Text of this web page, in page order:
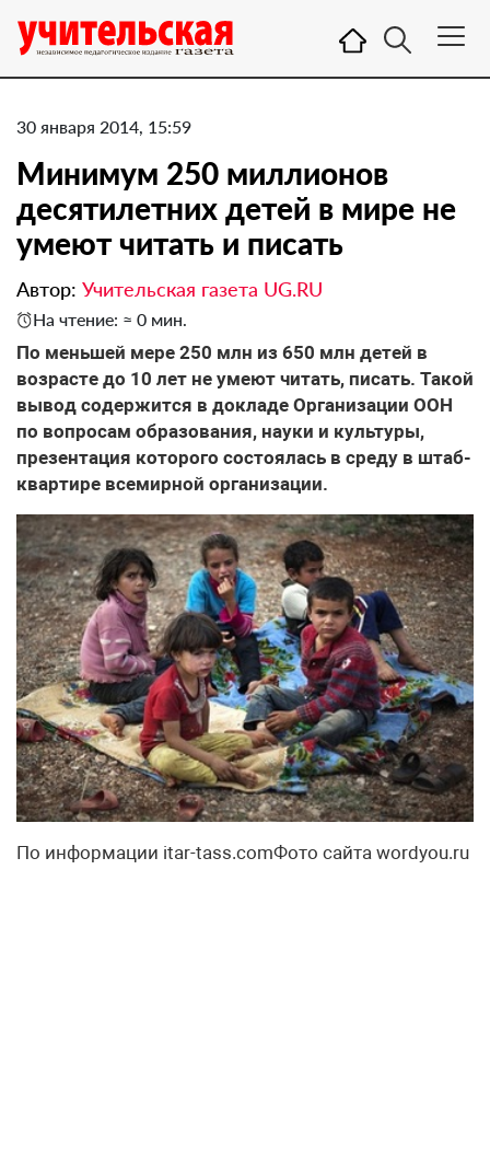
30 января 2014, 15:59
Минимум 250 миллионов
десятилетних детей в мире не
умеют читать и писать
Автор: Учительская газета UG.RU
На чтение: ≈ 0 мин.
По меньшей мере 250 млн из 650 млн детей в
возрасте до 10 лет не умеют читать, писать. Такой
вывод содержится в докладе Организации ООН
по вопросам образования, науки и культуры,
презентация которого состоялась в среду в штаб-
квартире всемирной организации.
По информации itar-tass.comФото сайта wordyou.ru